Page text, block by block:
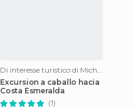
Di interesse turistico di Miches
Excursion a caballo hacia
Costa Esmeralda
(1)